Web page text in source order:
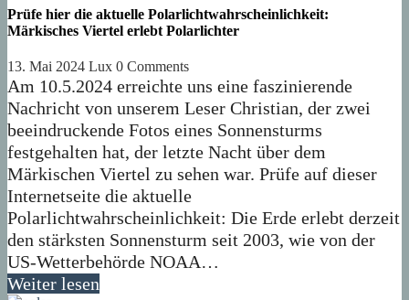
Prüfe hier die aktuelle Polarlichtwahrscheinlichkeit:
Märkisches Viertel erlebt Polarlichter
13. Mai 2024 Lux 0 Comments
Am 10.5.2024 erreichte uns eine faszinierende
Nachricht von unserem Leser Christian, der zwei
beeindruckende Fotos eines Sonnensturms
festgehalten hat, der letzte Nacht über dem
Märkischen Viertel zu sehen war. Prüfe auf dieser
Internetseite die aktuelle
Polarlichtwahrscheinlichkeit: Die Erde erlebt derzeit
den stärksten Sonnensturm seit 2003, wie von der
US-Wetterbehörde NOAA…
Weiter lesen